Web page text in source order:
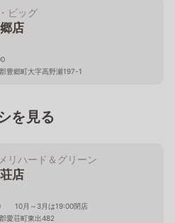
ビッグ
店
豊郷町大字高野瀬197-1
を見る
リハード＆グリーン
店
10月～3月は19:00閉店
愛荘町東出482